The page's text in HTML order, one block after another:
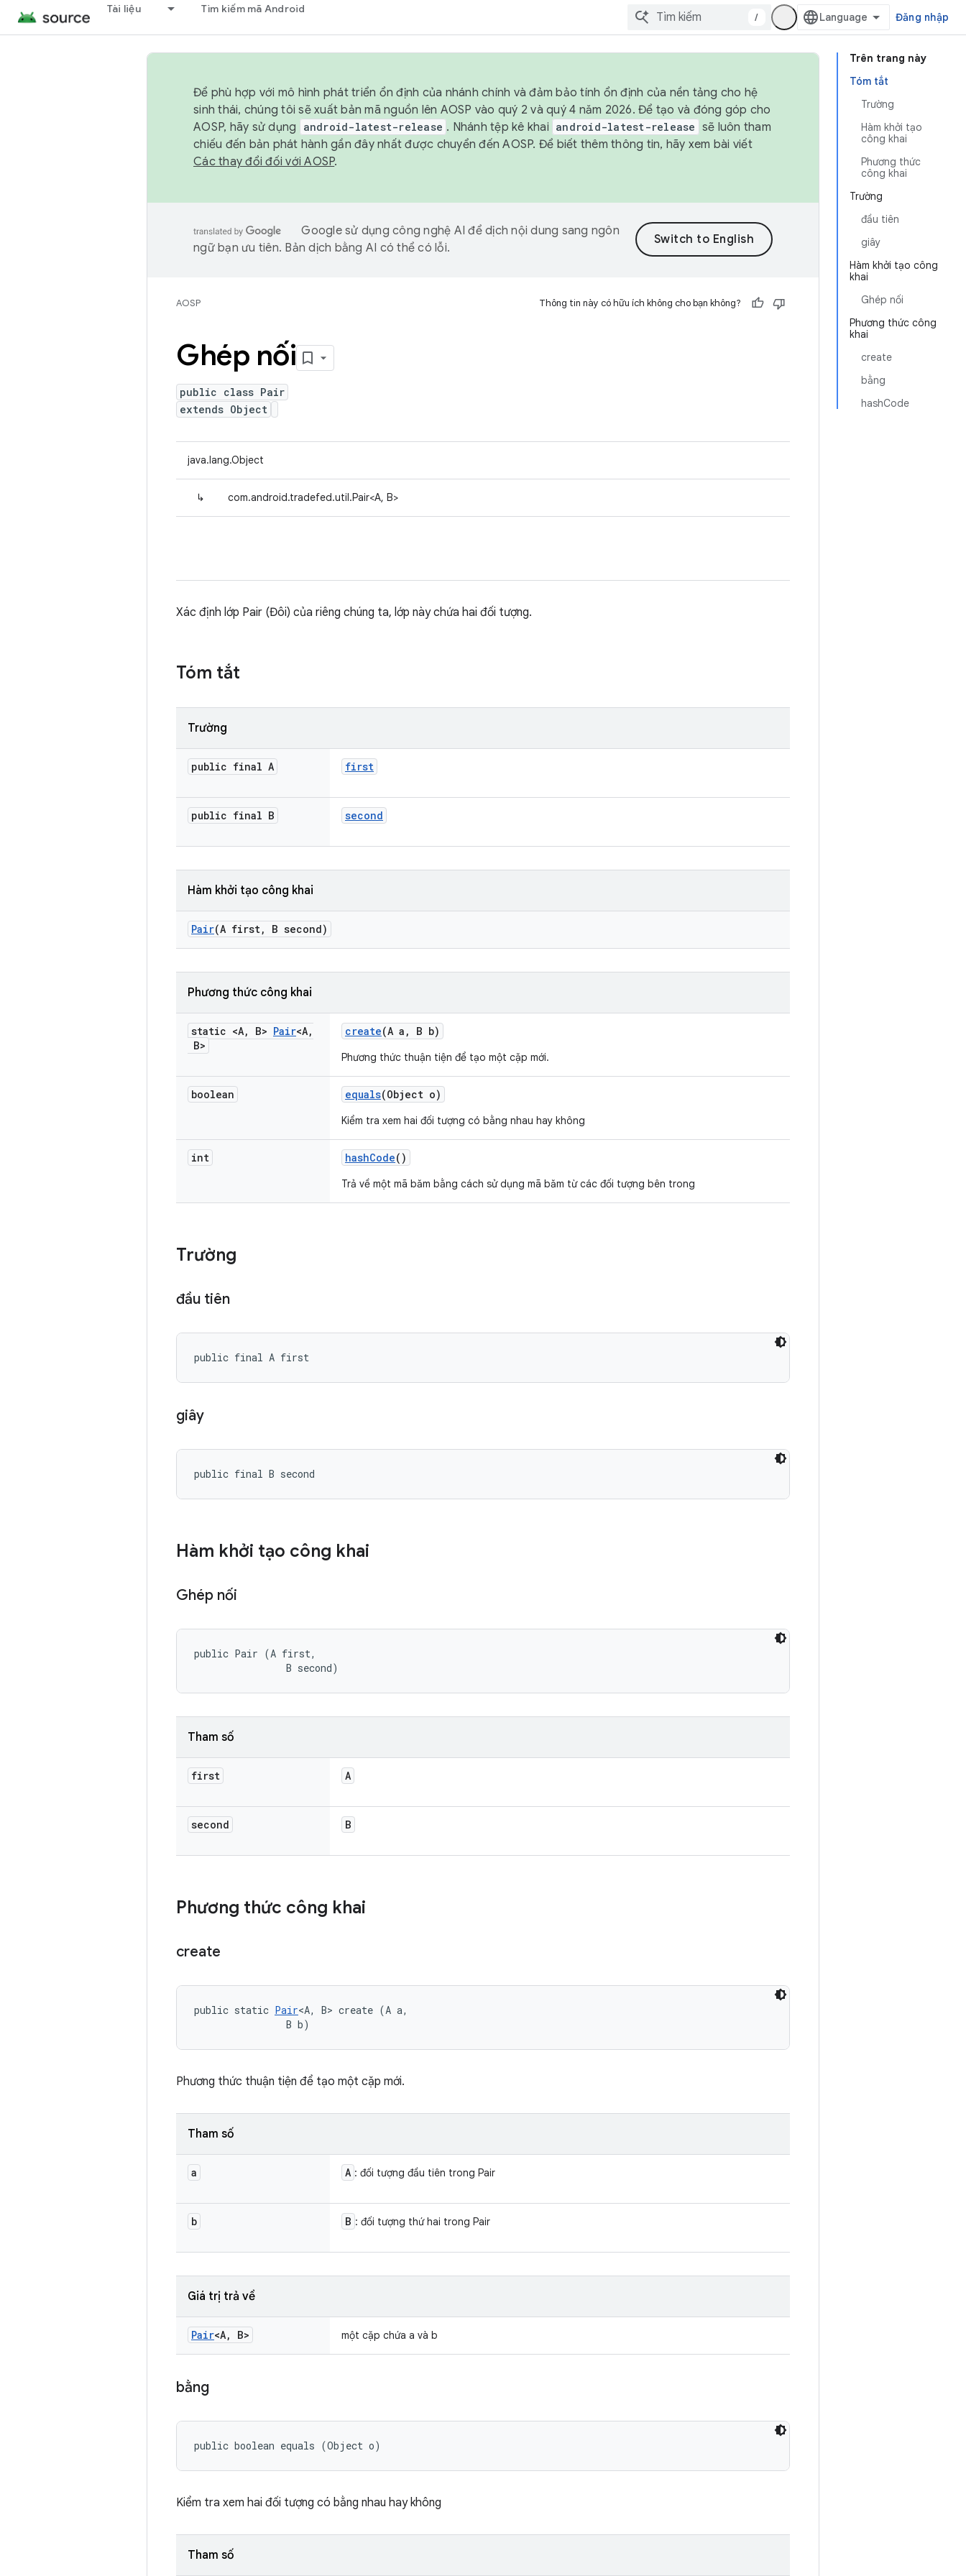
Tài liệu Tìm kiếm mã Android
/ Đăng nhập
Trên trang này
Tóm tắt
Trường
Hàm khởi tạo
công khai
Phương thức
công khai
Trường
đầu tiên
giây
Hàm khởi tạo công
khai
Ghép nối
Phương thức công
khai
create
bằng
hashCode
Để phù hợp với mô hình phát triển ổn định của nhánh chính và đảm bảo tính ổn định của nền tảng cho hệ
sinh thái, chúng tôi sẽ xuất bản mã nguồn lên AOSP vào quý 2 và quý 4 năm 2026. Để tạo và đóng góp cho
AOSP, hãy sử dụng
android-latest-release . Nhánh tệp kê khai android-latest-release sẽ luôn tham
chiếu đến bản phát hành gần đây nhất được chuyển đến AOSP. Để biết thêm thông tin, hãy xem bài viết
Các thay đổi đối với AOSP.
Google sử dụng công nghệ AI để dịch nội dung sang ngôn
ngữ bạn ưu tiên. Bản dịch bằng AI có thể có lỗi.
AOSP Thông tin này có hữu ích không cho bạn không?
Ghép nối
public class Pair
extends Object
java.lang.Object
↳ com.android.tradefed.util.Pair<A, B>
Xác định lớp Pair (Đôi) của riêng chúng ta, lớp này chứa hai đối tượng.
Tóm tắt
Trường
public final A first
public final B second
Hàm khởi tạo công khai
Pair(A first, B second)
Phương thức công khai
static <A, B> Pair<A,
B>
create(A a , B b)
Phương thức thuận tiện để tạo một cặp mới.
boolean equals(Object o)
Kiểm tra xem hai đối tượng có bằng nhau hay không
int hashCode()
Trả về một mã băm bằng cách sử dụng mã băm từ các đối tượng bên trong
Trường
đầu tiên
public final A first
giây
public final B second
Hàm khởi tạo công khai
Ghép nối
public Pair (A first,
                B second)
Tham số
first A
second B
Phương thức công khai
create
public static Pair<A, B> create (A a,
                B b)
Phương thức thuận tiện để tạo một cặp mới.
Tham số
a A : đối tượng đầu tiên trong Pair
b B : đối tượng thứ hai trong Pair
Giá trị trả về
Pair<A, B> một cặp chứa a và b
bằng
public boolean equals (Object o)
Kiểm tra xem hai đối tượng có bằng nhau hay không
Tham số